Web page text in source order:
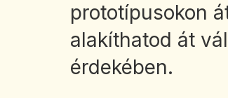
prototípusokon
alakíthatod át
érdekében.